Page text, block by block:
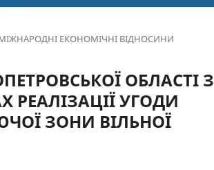
ЕКОНОМІЧНІ ВІДНОСИНИ
ОБЛАСТІ З
УГОДИ
ЗОНИ ВІЛЬНОЇ